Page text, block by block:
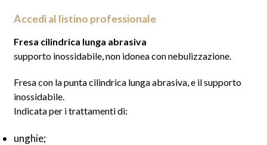
Accedi al listino professionale
Fresa cilindrica lunga abrasiva
supporto inossidabile, non idonea con nebulizzazione.
Fresa con la punta cilindrica lunga abrasiva, e il supporto
inossidabile.
Indicata per i trattamenti di:
unghie;